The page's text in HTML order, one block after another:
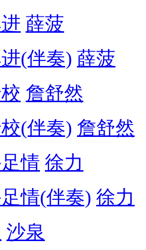
薛菠
(伴奏) 薛菠
詹舒然
(伴奏) 詹舒然
情 徐力
情(伴奏) 徐力
沙泉